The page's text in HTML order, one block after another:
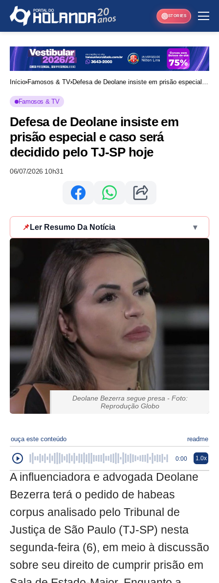
STORIES
Início Famosos & TV Defesa de Deolane insiste em prisão especial e
Famosos & TV
Defesa de Deolane insiste em
prisão especial e caso será
decidido pelo TJ-SP hoje
06/07/2026 10h31
📌 Ler Resumo Da Notícia ▾
Deolane Bezerra segue presa - Foto:
Reprodução Globo
ouça este conteúdo readme
0:00 1.0x
A influenciadora e advogada Deolane
Bezerra terá o pedido de habeas
corpus analisado pelo Tribunal de
Justiça de São Paulo (TJ-SP) nesta
segunda-feira (6), em meio à discussão
sobre seu direito de cumprir prisão em